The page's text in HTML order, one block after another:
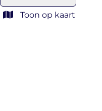
Toon op kaart